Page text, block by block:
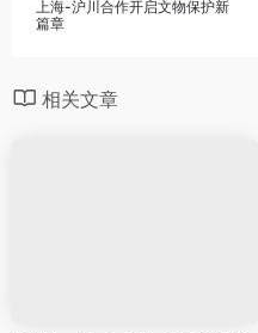
上海-沪川合作开启文物保护新
篇章
相关文章